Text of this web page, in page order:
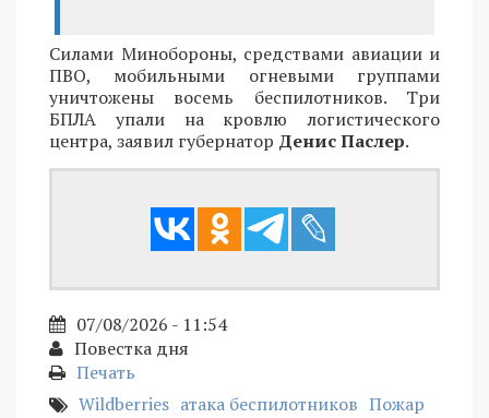
Силами Минобороны, средствами авиации и
ПВО, мобильными огневыми группами
уничтожены восемь беспилотников. Три
БПЛА упали на кровлю логистического
центра, заявил губернатор Денис Паслер.
07/08/2026 - 11:54
Повестка дня
Печать
Wildberries атака беспилотников Пожар